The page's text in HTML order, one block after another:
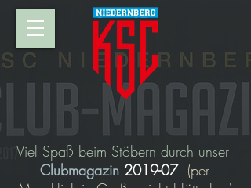
Viel Spaß beim Stöbern durch unser
Clubmagazin 2019-07 (per